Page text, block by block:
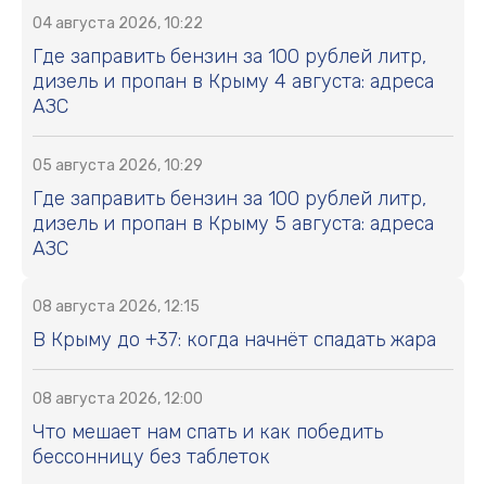
04 августа 2026, 10:22
Где заправить бензин за 100 рублей литр,
дизель и пропан в Крыму 4 августа: адреса
АЗС
05 августа 2026, 10:29
Где заправить бензин за 100 рублей литр,
дизель и пропан в Крыму 5 августа: адреса
АЗС
08 августа 2026, 12:15
В Крыму до +37: когда начнёт спадать жара
08 августа 2026, 12:00
Что мешает нам спать и как победить
бессонницу без таблеток